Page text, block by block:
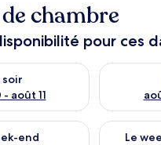
chambre
pour ces
soir
août 11
pour ce soir août 10
Vérifier la
end
pour ce week-end
Le
Vérifier la